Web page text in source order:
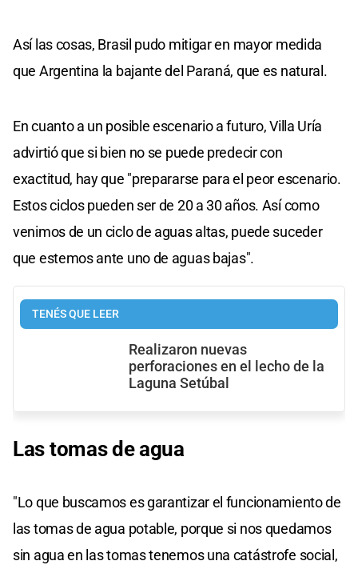
Así las cosas, Brasil pudo mitigar en mayor medida
que Argentina la bajante del Paraná, que es natural.
En cuanto a un posible escenario a futuro, Villa Uría
advirtió que si bien no se puede predecir con
exactitud, hay que "prepararse para el peor escenario.
Estos ciclos pueden ser de 20 a 30 años. Así como
venimos de un ciclo de aguas altas, puede suceder
que estemos ante uno de aguas bajas".
TENÉS QUE LEER
Realizaron nuevas
perforaciones en el lecho de la
Laguna Setúbal
Las tomas de agua
"Lo que buscamos es garantizar el funcionamiento de
las tomas de agua potable, porque si nos quedamos
sin agua en las tomas tenemos una catástrofe social,